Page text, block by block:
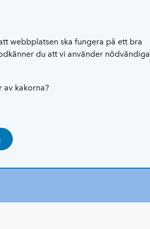
webbplatsen ska fungera på ett bra
du att vi använder nödvändiga
av kakorna?